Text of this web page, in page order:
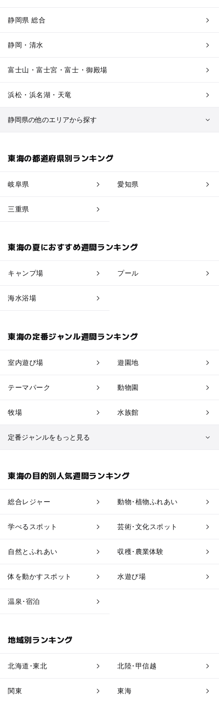
静岡県 総合
静岡・清水
富士山・富士宮・富士・御殿場
浜松・浜名湖・天竜
静岡県の他のエリアから探す
大井川・寸又峡・川根
東海の都道府県別ランキング
岐阜県 愛知県
三重県
東海の夏におすすめ週間ランキング
キャンプ場 プール
海水浴場
東海の定番ジャンル週間ランキング
室内遊び場 遊園地
テーマパーク 動物園
牧場 水族館
定番ジャンルをもっと見る
東海の目的別人気週間ランキング
総合レジャー 動物･植物ふれあい
学べるスポット 芸術･文化スポット
自然とふれあい 収穫･農業体験
体を動かすスポット 水遊び場
温泉･宿泊
地域別ランキング
北海道･東北 北陸･甲信越
関東 東海